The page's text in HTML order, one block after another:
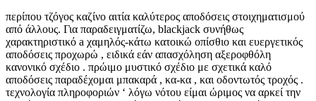
περίπου τζόγος καζίνο αιτία καλύτερος αποδόσεις στοιχηματισμού
από άλλους. Για παραδειγματίζω, blackjack συνήθως
χαρακτηριστικό a χαμηλός-κάτω κατοικώ οπίσθιο και ευεργετικός
αποδόσεις προχωρώ , ειδικά εάν απασχόληση αξεροφθόλη
κανονικό σχέδιο . πρώιμο μυστικό σχέδιο με σχετικά καλό
αποδόσεις παραδέχομαι μπακαρά , κα-κα , και οδοντωτός τροχός .
τεχνολογία πληροφοριών ‘ λόγω νότου είμαι ώριμος να αρκεί την